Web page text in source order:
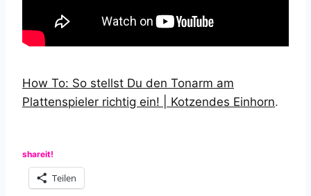
How To: So stellst Du den Tonarm am
Plattenspieler richtig ein! | Kotzendes Einhorn.
shareit!
Teilen